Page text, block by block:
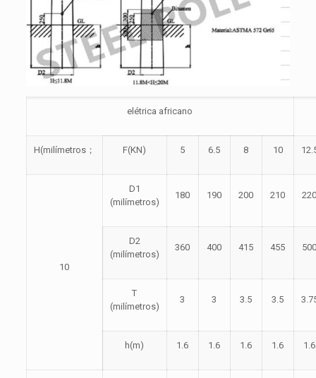
elétrica africano
H(milímetros； F(KN) 5 6.5 8 10
10
D1
(milímetros)
180 190 200 210
D2
(milímetros)
360 400 415 455
T
(milímetros)
3 3 3.5 3.5
h(m) 1.6 1.6 1.6 1.6 1.6